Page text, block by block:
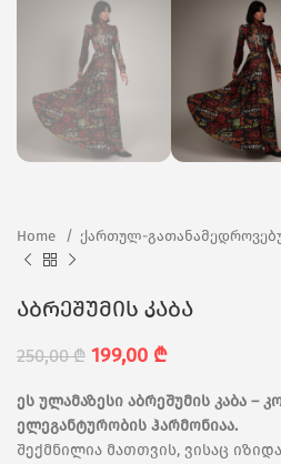
Home ქართულ-
აბრეშუმის კაბა
250,00₾ 199,00 ₾
ეს ულამაზესი აბრეშუმის კაბა –
ელეგანტურობის ჰარმონიაა.
შექმნილია მათთვის, ვისაც